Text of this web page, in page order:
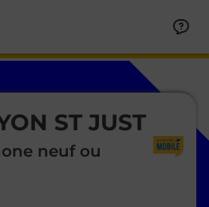
ST JUST
neuf ou
onglet